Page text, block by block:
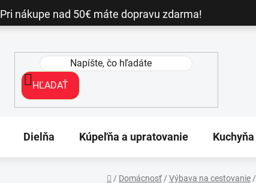
Pri nákupe nad 50€ máte dopravu zdarma!
HĽADAŤ
Dielňa Kúpeľňa a upratovanie Kuchyňa
/ Domácnosť / Výbava na cestovanie /